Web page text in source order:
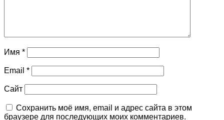
Имя *
Email *
Сайт
Сохранить моё имя, email и адрес сайта в этом
браузере для последующих моих комментариев.